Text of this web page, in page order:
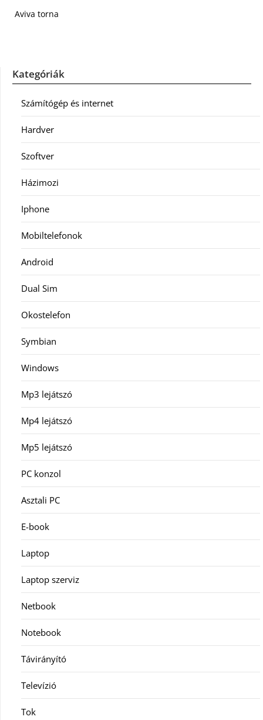
Aviva torna
Kategóriák
Számítógép és internet
Hardver
Szoftver
Házimozi
Iphone
Mobiltelefonok
Android
Dual Sim
Okostelefon
Symbian
Windows
Mp3 lejátszó
Mp4 lejátszó
Mp5 lejátszó
PC konzol
Asztali PC
E-book
Laptop
Laptop szerviz
Netbook
Notebook
Távirányító
Televízió
Tok